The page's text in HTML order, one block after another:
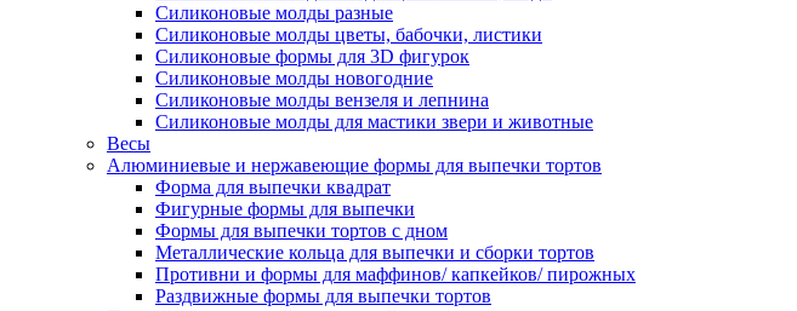
Силиконовые молды разные
Силиконовые молды цветы, бабочки, листики
Силиконовые формы для 3D фигурок
Силиконовые молды новогодние
Силиконовые молды вензеля и лепнина
Силиконовые молды для мастики звери и животные
Весы
Алюминиевые и нержавеющие формы для выпечки тортов
Форма для выпечки квадрат
Фигурные формы для выпечки
Формы для выпечки тортов с дном
Металлические кольца для выпечки и сборки тортов
Противни и формы для маффинов/ капкейков/ пирожных
Раздвижные формы для выпечки тортов